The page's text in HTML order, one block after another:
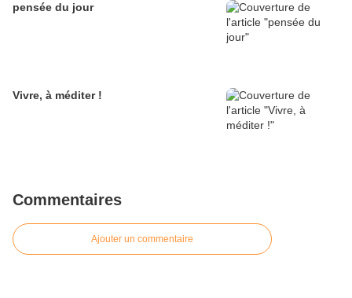
pensée du jour
Vivre, à méditer !
Commentaires
Ajouter un commentaire